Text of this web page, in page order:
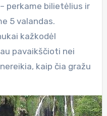
perkame bilietėlius ir
5 valandas.
kažkodėl
pavaikščioti nei
kaip čia gražu